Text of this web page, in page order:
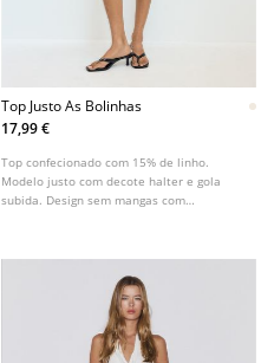
Top Justo As Bolinhas
17,99 €
Top confecionado com 15% de linho.
Modelo justo com decote halter e gola
subida. Design sem mangas com